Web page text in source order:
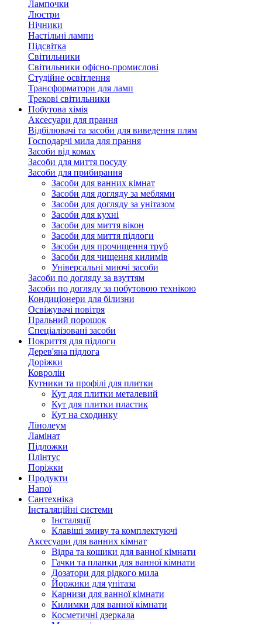
Лампочки
Люстри
Нічники
Настільні лампи
Підсвітка
Світильники
Світильники офісно-промислові
Студійне освітлення
Трансформатори для ламп
Трекові світильники
Побутова хімія
Аксесуари для прання
Відбілювачі та засоби для виведення плям
Господарчі мила для прання
Засоби від комах
Засоби для миття посуду
Засоби для прибирання
Засоби для ванних кімнат
Засоби для догляду за меблями
Засоби для догляду за унітазом
Засоби для кухні
Засоби для миття вікон
Засоби для миття підлоги
Засоби для прочищення труб
Засоби для чищення килимів
Універсальні миючі засоби
Засоби по догляду за взуттям
Засоби по догляду за побутовою технікою
Кондиціонери для білизни
Освіжувачі повітря
Пральний порошок
Спеціалізовані засоби
Покриття для підлоги
Дерев'яна підлога
Доріжки
Ковролін
Кутники та профілі для плитки
Кут для плитки металевий
Кут для плитки пластик
Кут на сходинку
Лінолеум
Ламінат
Підложки
Плінтус
Поріжки
Продукти
Напої
Сантехніка
Інсталяційні системи
Інсталяції
Клавіші змиву та комплектуючі
Аксесуари для ванних кімнат
Відра та кошики для ванної кімнати
Гачки та планки для ванної кімнати
Дозатори для рідкого мила
Йоржики для унітаза
Карнизи для ванної кімнати
Килимки для ванної кімнати
Косметичні дзеркала